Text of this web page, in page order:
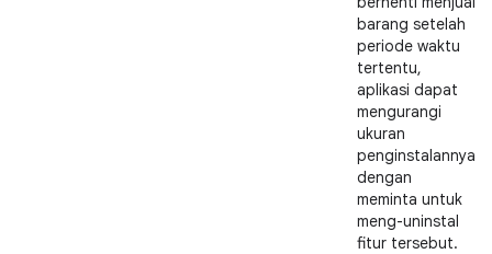
barang setelah
periode waktu
tertentu,
aplikasi dapat
mengurangi
ukuran
penginstalannya
dengan
meminta untuk
meng-uninstal
fitur tersebut.